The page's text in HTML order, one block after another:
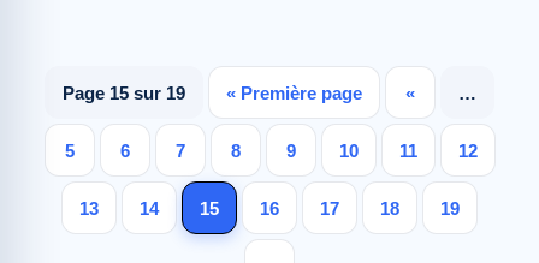
Page 15 sur 19 « Première page « …
5 6 7 8 9 10 11 12
13 14 15 16 17 18 19